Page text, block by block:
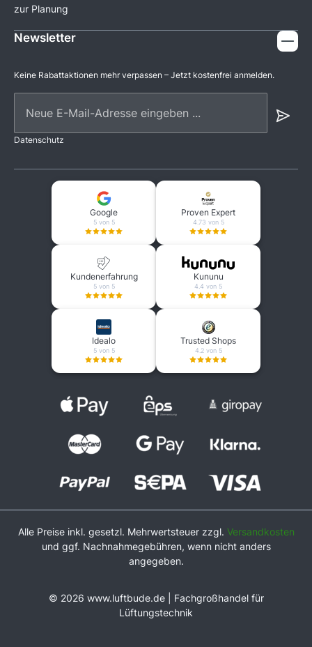
zur Planung
Newsletter
Keine Rabattaktionen mehr verpassen – Jetzt kostenfrei anmelden.
Datenschutz
Google
5 von 5
Proven Expert
4.73 von 5
Kundenerfahrung
5 von 5
Kununu
4.4 von 5
Idealo
5 von 5
Trusted Shops
4.2 von 5
Alle Preise inkl. gesetzl. Mehrwertsteuer zzgl. Versandkosten
und ggf. Nachnahmegebühren, wenn nicht anders
angegeben.
© 2026 www.luftbude.de | Fachgroßhandel für
Lüftungstechnik